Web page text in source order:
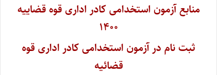
منابع آزمون استخدامی کادر اداری قوه قضاییه
۱۴۰۰
ثبت نام در آزمون استخدامی کادر اداری قوه
قضائیه